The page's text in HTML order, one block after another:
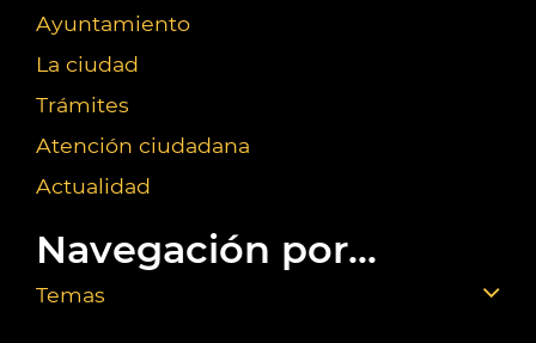
Ayuntamiento
La ciudad
Trámites
Atención ciudadana
Actualidad
Navegación por...
Temas